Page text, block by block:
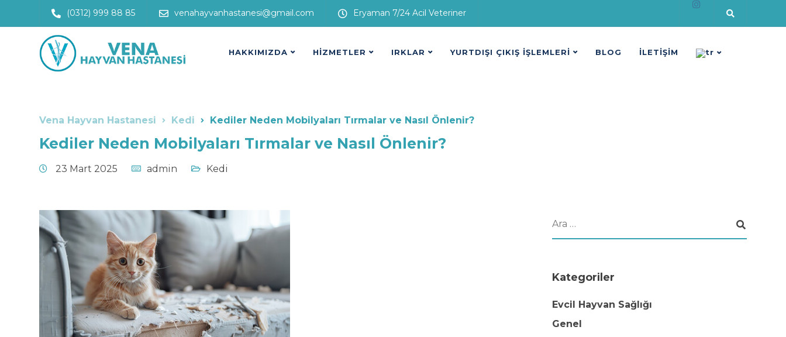
(0312) 999 88 85 venahayvanhastanesi@gmail.com Eryaman 7/24 Acil Veteriner
HAKKIMIZDA HİZMETLER IRKLAR YURTDIŞI ÇIKIŞ İŞLEMLERİ BLOG İLETİŞİM
Vena Hayvan Hastanesi Kedi Kediler Neden Mobilyaları Tırmalar ve Nasıl Önlenir?
Kediler Neden Mobilyaları Tırmalar ve Nasıl Önlenir?
23 Mart 2025 admin Kedi
Kategoriler
Evcil Hayvan Sağlığı
Genel